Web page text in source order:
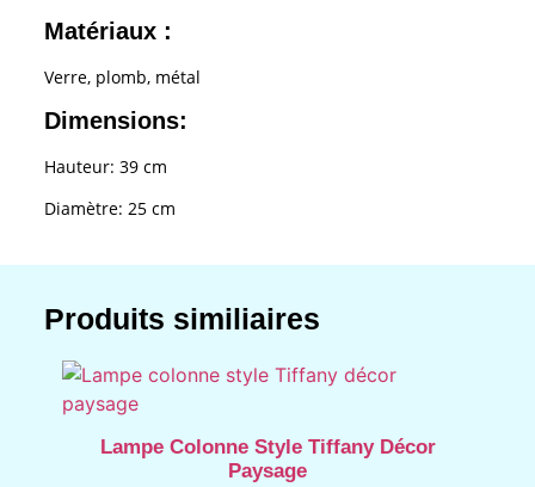
Matériaux :
Verre, plomb, métal
Dimensions:
Hauteur: 39 cm
Diamètre: 25 cm
Produits similiaires
Lampe Colonne Style Tiffany Décor
Paysage